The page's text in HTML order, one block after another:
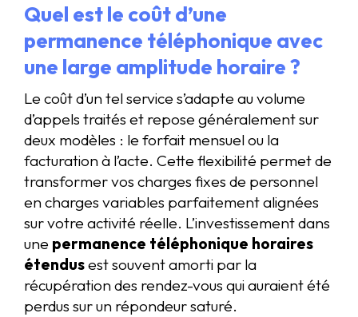
Quel est le coût d’une
permanence téléphonique avec
une large amplitude horaire ?
Le coût d’un tel service s’adapte au volume
d’appels traités et repose généralement sur
deux modèles : le forfait mensuel ou la
facturation à l’acte. Cette flexibilité permet de
transformer vos charges fixes de personnel
en charges variables parfaitement alignées
sur votre activité réelle. L’investissement dans
une permanence téléphonique horaires
étendusest souvent amorti par la
récupération des rendez-vous qui auraient été
perdus sur un répondeur saturé.